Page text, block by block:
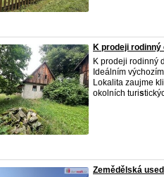
K prodeji
K prodeji rodinný
Ideálním
Lokalita zaujme
okolních turis
Zemědělská